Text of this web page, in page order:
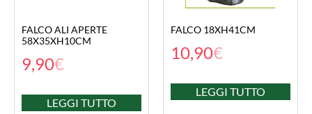
FALCO ALI APERTE
58X35XH10CM
9,90€
LEGGI TUTTO
FALCO 18XH41CM
10,90€
LEGGI TUTTO